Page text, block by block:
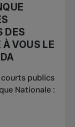
DES
VOUS LE
publics
Nationale :